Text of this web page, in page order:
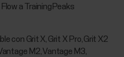
a TrainingPeaks
con Grit X, Grit X Pro, Grit X2
M2, Vantage M3,